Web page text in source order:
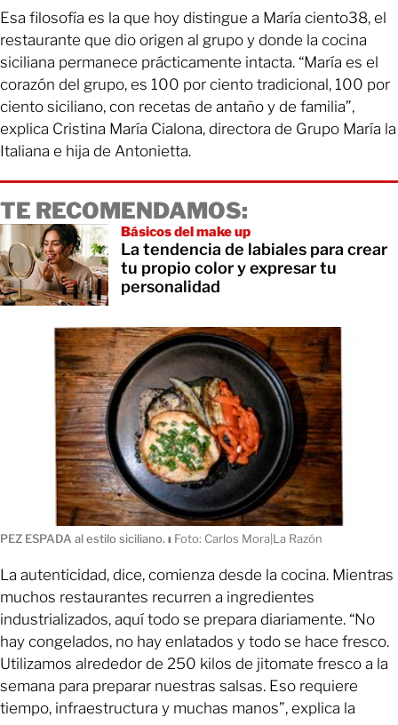
Esa filosofía es la que hoy distingue a María ciento38, el
restaurante que dio origen al grupo y donde la cocina
siciliana permanece prácticamente intacta. “María es el
corazón del grupo, es 100 por ciento tradicional, 100 por
ciento siciliano, con recetas de antaño y de familia”,
explica Cristina María Cialona, directora de Grupo María la
Italiana e hija de Antonietta.
TE RECOMENDAMOS:
Básicos del make up
La tendencia de labiales para crear
tu propio color y expresar tu
personalidad
PEZ ESPADA al estilo siciliano. ı Foto: Carlos Mora|La Razón
La autenticidad, dice, comienza desde la cocina. Mientras
muchos restaurantes recurren a ingredientes
industrializados, aquí todo se prepara diariamente. “No
hay congelados, no hay enlatados y todo se hace fresco.
Utilizamos alrededor de 250 kilos de jitomate fresco a la
semana para preparar nuestras salsas. Eso requiere
tiempo, infraestructura y muchas manos”, explica la